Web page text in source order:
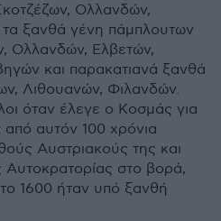
Ολλανδών,
ξανθά γένη πάμπλουτων
Ολλανδών, Ελβετών,
και παρακατιανά ξανθά
Λιθουανών, Φιλανδών.
όταν έλεγε ο Κοσμάς για
από αυτόν 100 χρόνια
Αυστριακούς της και
Αυτοκρατορίας στο βορά,
1600 ήταν υπό ξανθή